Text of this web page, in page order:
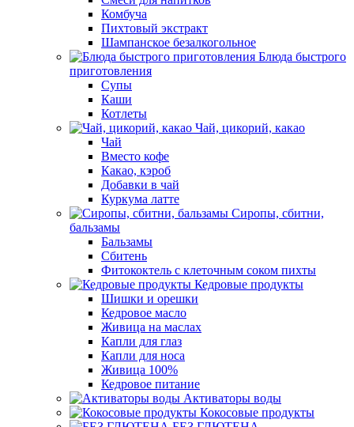
Комбуча
Пихтовый экстракт
Шампанское безалкогольное
Блюда быстрого
приготовления
Супы
Каши
Котлеты
Чай, цикорий, какао
Чай
Вместо кофе
Какао, кэроб
Добавки в чай
Куркума латте
Сиропы, сбитни,
бальзамы
Бальзамы
Сбитень
Фитококтель с клеточным соком пихты
Кедровые продукты
Шишки и орешки
Кедровое масло
Живица на маслах
Капли для глаз
Капли для носа
Живица 100%
Кедровое питание
Активаторы воды
Кокосовые продукты